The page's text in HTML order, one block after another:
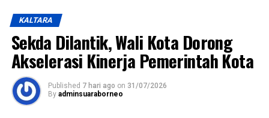
Kementerian Dalam Negeri yang mengacu pada ketentuan
terbaru dalam Permendagri Nomor 14 Tahun 2025.
Regulasi tersebut mengatur bahwa pelaksanaan kegiatan
tahun jamak cukup didasarkan pada persetujuan bersama
antara kepala daerah dan DPRD melalui nota kesepakatan,
tanpa harus menetapkan peraturan daerah.
KALTARA
Sekda Dilantik, Wali Kota Dorong
Akselerasi Kinerja Pemerintah Kota
Published 7 hari ago on 31/07/2026
By adminsuaraborneo